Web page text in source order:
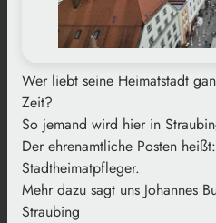
Wer liebt seine Heimatstadt
Zeit?
So jemand wird hier in
Der ehrenamtliche Posten heißt:
Stadtheimatpfleger.
Mehr dazu sagt uns Johannes
Straubing